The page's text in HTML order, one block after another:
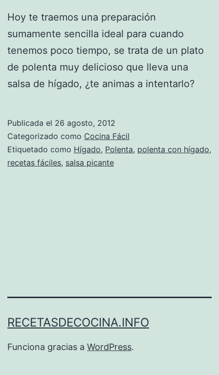
Hoy te traemos una preparación
sumamente sencilla ideal para cuando
tenemos poco tiempo, se trata de un plato
de polenta muy delicioso que lleva una
salsa de hígado, ¿te animas a intentarlo?
Publicada el 26 agosto, 2012
Categorizado como Cocina Fácil
Etiquetado como Hígado, Polenta, polenta con hígado,
recetas fáciles, salsa picante
RECETASDECOCINA.INFO
Funciona gracias a WordPress.